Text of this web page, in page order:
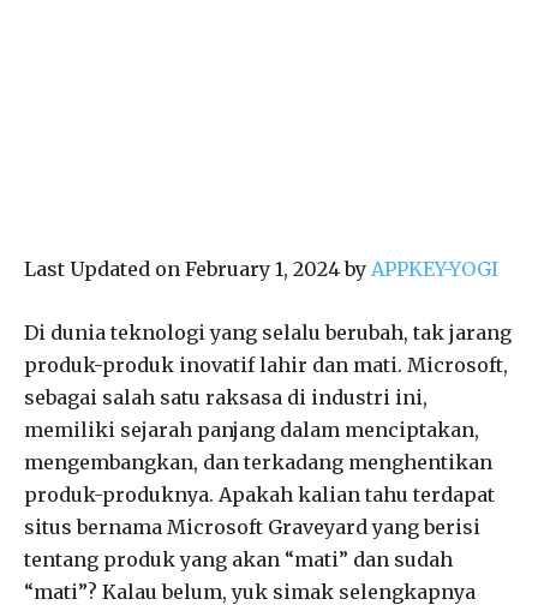
Last Updated on February 1, 2024 by APPKEY-YOGI
Di dunia teknologi yang selalu berubah, tak jarang
produk-produk inovatif lahir dan mati. Microsoft,
sebagai salah satu raksasa di industri ini,
memiliki sejarah panjang dalam menciptakan,
mengembangkan, dan terkadang menghentikan
produk-produknya. Apakah kalian tahu terdapat
situs bernama Microsoft Graveyard yang berisi
tentang produk yang akan “mati” dan sudah
“mati”? Kalau belum, yuk simak selengkapnya